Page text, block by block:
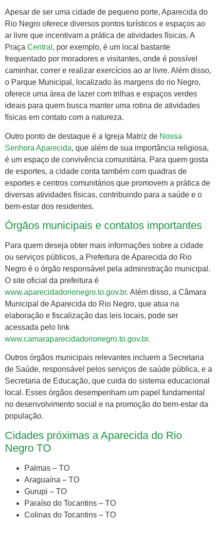
Apesar de ser uma cidade de pequeno porte, Aparecida do
Rio Negro oferece diversos pontos turísticos e espaços ao
ar livre que incentivam a prática de atividades físicas. A
Praça Central , por exemplo, é um local bastante
frequentado por moradores e visitantes, onde é possível
caminhar, correr e realizar exercícios ao ar livre. Além disso,
o Parque Municipal, localizado às margens do rio Negro,
oferece uma área de lazer com trilhas e espaços verdes
ideais para quem busca manter uma rotina de atividades
físicas em contato com a natureza.
Outro ponto de destaque é a Igreja Matriz de Nossa
Senhora Aparecida, que além de sua importância religiosa,
é um espaço de convivência comunitária. Para quem gosta
de esportes, a cidade conta também com quadras de
esportes e centros comunitários que promovem a prática de
diversas atividades físicas, contribuindo para a saúde e o
bem-estar dos residentes.
Órgãos municipais e contatos importantes
Para quem deseja obter mais informações sobre a cidade
ou serviços públicos, a Prefeitura de Aparecida do Rio
Negro é o órgão responsável pela administração municipal.
O site oficial da prefeitura é
www.aparecidadorionegro.to.gov.br. Além disso, a Câmara
Municipal de Aparecida do Rio Negro, que atua na
elaboração e fiscalização das leis locais, pode ser
acessada pelo link
www.camaraparecidadorionegro.to.gov.br.
Outros órgãos municipais relevantes incluem a Secretaria
de Saúde, responsável pelos serviços de saúde pública, e a
Secretaria de Educação, que cuida do sistema educacional
local. Esses órgãos desempenham um papel fundamental
no desenvolvimento social e na promoção do bem-estar da
população.
Cidades próximas a Aparecida do Rio
Negro TO
Palmas – TO
Araguaína – TO
Gurupi – TO
Paraíso do Tocantins – TO
Colinas do Tocantins – TO